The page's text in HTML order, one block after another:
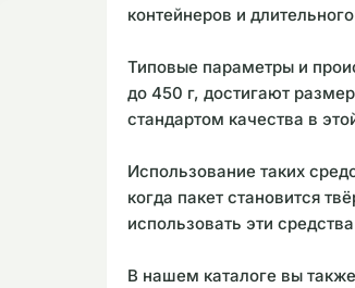
контейнеров и
Типовые параметры и
до 450 г, достигают
стандартом качества в
Использование таких
когда пакет становится
использовать эти
В нашем каталоге вы